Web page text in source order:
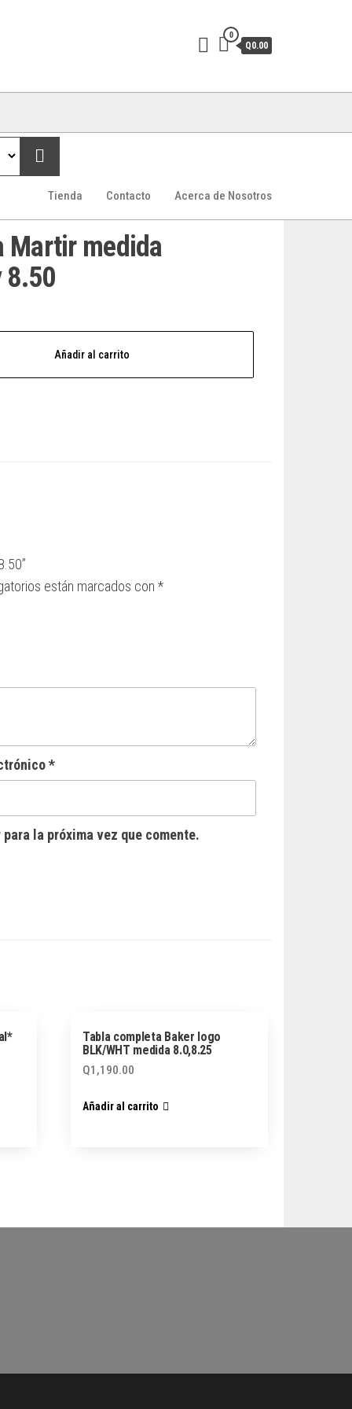
0
Q0.00
Tienda Contacto Acerca de Nosotros
Martir medida
8.50
Añadir al carrito
están marcados con *
*
la próxima vez que comente.
Tabla completa Baker logo
BLK/WHT medida 8.0,8.25
Q1,190.00
Añadir al carrito